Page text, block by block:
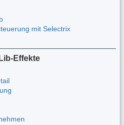
mit Selectrix
Effekte